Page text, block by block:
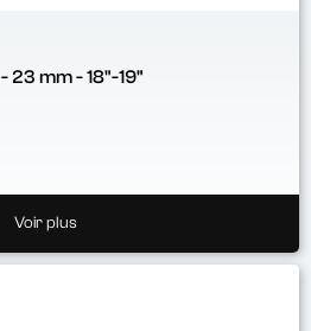
Pneu - Fond de jante - 23 mm - 18"-19"
Voir plus